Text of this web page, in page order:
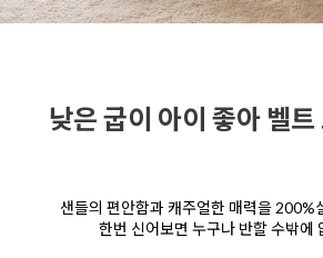
낮은 굽이 아이 좋아 벨
샌들의 편안함과 캐주얼한 매력을 200%
한번 신어보면 누구나 반할 수밖에